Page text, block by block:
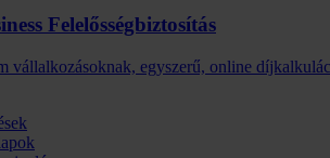
Felelősség­biztosítás
vállalkozásoknak, egyszerű, online